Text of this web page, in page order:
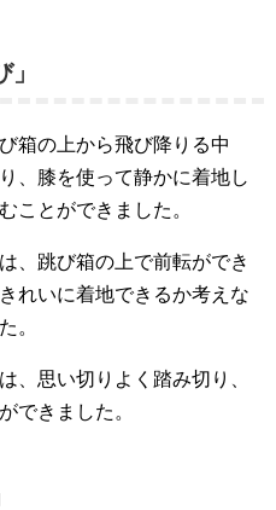
箱の上から飛び降りる中
、膝を使って静かに着地し
ことができました。
、跳び箱の上で前転ができ
れいに着地できるか考えな
。
、思い切りよく踏み切り、
できました。